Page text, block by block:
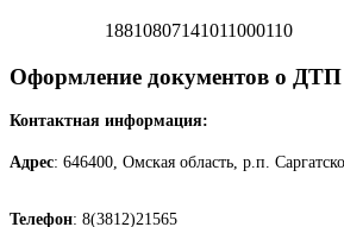
18810807141011000110
Оформление документов о ДТП
Контактная информация:
Адрес: 646400, Омская область, р.п.
Телефон: 8(3812)21565